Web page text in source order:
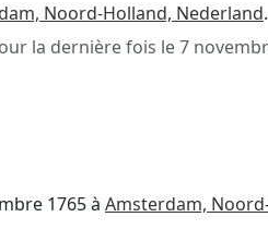
Noord-Holland, Nederland.
la dernière fois le7
1765 à Amsterdam,